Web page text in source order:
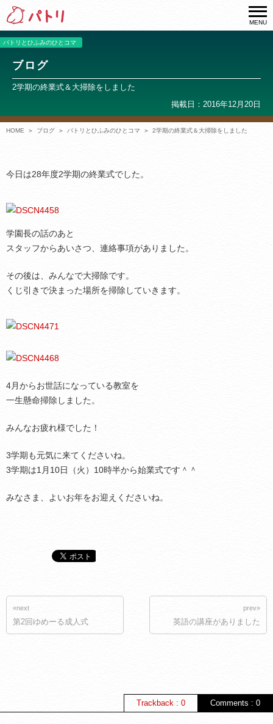
MENU
パトリとひふみのひとコマ
ブログ
2学期の終業式＆大掃除をしました
掲載日：2016年12月20日
HOME ブログ パトリとひふみのひとコマ 2学期の終業式＆大掃除をしました
今日は28年度2学期の終業式でした。
学園長の話のあと
スタッフからあいさつ、連絡事項がありました。
その後は、みんなで大掃除です。
くじ引きで決まった場所を掃除していきます。
4月からお世話になっている教室を
一生懸命掃除しました。
みんなお疲れ様でした！
3学期も元気に来てくださいね。
3学期は1月10日（火）10時半から始業式です＾＾
みなさま、よいお年をお迎えくださいね。
«next
第2回ゆめーる成人式
prev»
英語の講座がありました
Comments : 0
Trackback : 0